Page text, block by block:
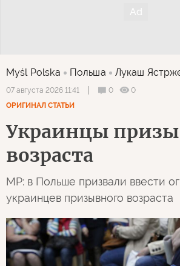
Myśl Polska Польша Лукаш
07 августа 2026 11:41 0
0
ОРИГИНАЛ СТАТЬИ
Украинцы
возраста
MP: в Польше призвали ввести
украинцев призывного возраста